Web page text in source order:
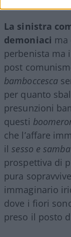
La sinistra
demoniaci ma
perbenista ma
post
bamboccesca
per quanto
presunzioni
questi
che l’affare
ilsesso e samba
prospettiva di
pura
immaginario
dove i fiori
preso il posto